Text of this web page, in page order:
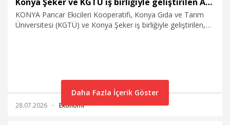
KONYA Pancar Ekicileri Kooperatifi, Konya Gıda ve Tarım
Üniversitesi (KGTÜ) ve Konya Şeker iş birliğiyle geliştirilen,
28.07.2026 Ekonomi
Daha Fazla İçerik Göster